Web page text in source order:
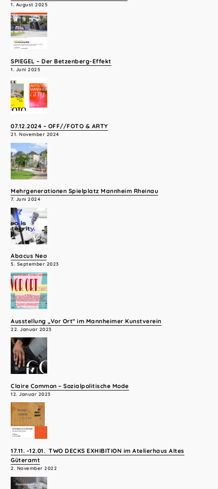
1. August 2025
SPIEGEL – Der Betzenberg-Effekt
1. Juni 2025
07.12.2024 – OFF//FOTO & ARTY
21. November 2024
Mehrgenerationen Spielplatz Mannheim Rheinau
7. Juni 2024
Abacus Neo
5. September 2023
Ausstellung „Vor Ort“ im Mannheimer Kunstverein
22. Januar 2023
Claire Common – Sozialpolitische Mode
12. Januar 2023
17.11. -12.01. TWO DECKS EXHIBITION im Atelierhaus Altes
Güteramt
2. November 2022